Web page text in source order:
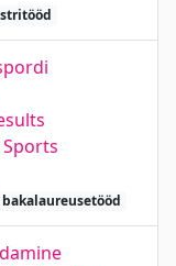
bakalaureusetööd